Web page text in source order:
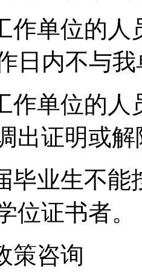
作单位的
日内不与
作单位的
出证明或
毕业生不
位证书者。
策咨询